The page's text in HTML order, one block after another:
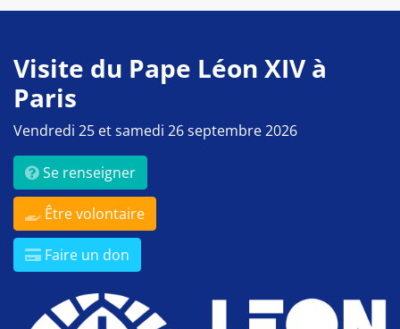
Visite du Pape Léon XIV à
Paris
Vendredi 25 et samedi 26 septembre 2026
Se renseigner
Être volontaire
Faire un don